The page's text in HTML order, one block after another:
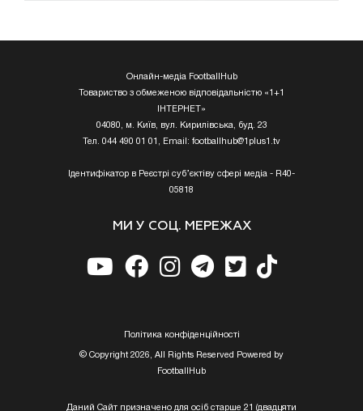
Онлайн-медіа FootballHub
Товариство з обмеженою відповідальністю «1+1
ІНТЕРНЕТ»
04080, м. Київ, вул. Кирилівська, буд. 23
Тел. 044 490 01 01, Email: footballhub@1plus1.tv
Ідентифікатор в Реєстрі суб’єктіву сфері медіа - R40-
05818
МИ У СОЦ. МЕРЕЖАХ
Полiтика конфiденцiйностi
© Copyright 2026, All Rights Reserved Powered by
FootballHub
Даний Сайт призначено для осіб старше 21 (двадцяти